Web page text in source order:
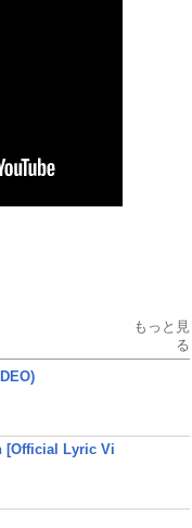
もっと見
る
[Official Lyric Vi